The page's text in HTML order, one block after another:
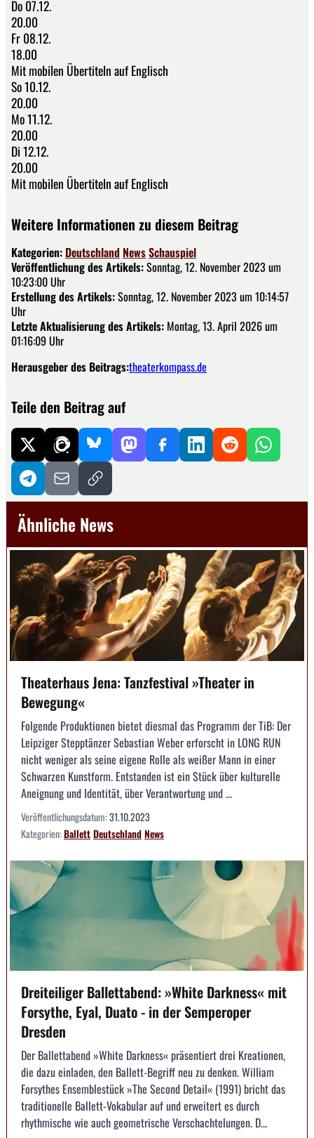
Do 07.12.
20.00
Fr 08.12.
18.00
Mit mobilen Übertiteln auf Englisch
So 10.12.
20.00
Mo 11.12.
20.00
Di 12.12.
20.00
Mit mobilen Übertiteln auf Englisch
Weitere Informationen zu diesem Beitrag
Kategorien: Deutschland NewsSchauspiel
Veröffentlichung des Artikels:Sonntag, 12. November 2023 um
10:23:00 Uhr
Erstellung des Artikels:Sonntag, 12. November 2023 um 10:14:57
Uhr
Letzte Aktualisierung des Artikels: Montag, 13. April 2026 um
01:16:09 Uhr
Herausgeber des Beitrags:theaterkompass.de
Teile den Beitrag auf
Ähnliche News
Theaterhaus Jena: Tanzfestival »Theater in
Bewegung«
Folgende Produktionen bietet diesmal das Programm der TiB: Der
Leipziger Stepptänzer Sebastian Weber erforscht in LONG RUN
nicht weniger als seine eigene Rolle als weißer Mann in einer
Schwarzen Kunstform. Entstanden ist ein Stück über kulturelle
Aneignung und Identität, über Verantwortung und ...
Veröffentlichungsdatum:31.10.2023
Kategorien:BallettDeutschlandNews
Dreiteiliger Ballettabend: »White Darkness« mit
Forsythe, Eyal, Duato - in der Semperoper
Dresden
Der Ballettabend »White Darkness« präsentiert drei Kreationen,
die dazu einladen, den Ballett-Begriff neu zu denken. William
Forsythes Ensemblestück »The Second Detail« (1991) bricht das
traditionelle Ballett-Vokabular auf und erweitert es durch
rhythmische wie auch geometrische Verschachtelungen. D...